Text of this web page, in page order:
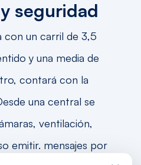
seguridad
con un carril de 3,5
y una media de
contará con la
una central se
ventilación,
emitir. mensajes por